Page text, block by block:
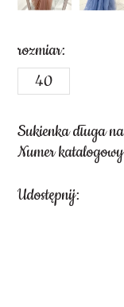
rozmiar:
40
Sukienka długa
Numer
Udostępnij: